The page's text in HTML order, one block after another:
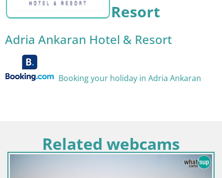
Resort
Adria Ankaran Hotel & Resort
Booking your holiday in Adria Ankaran
Related webcams